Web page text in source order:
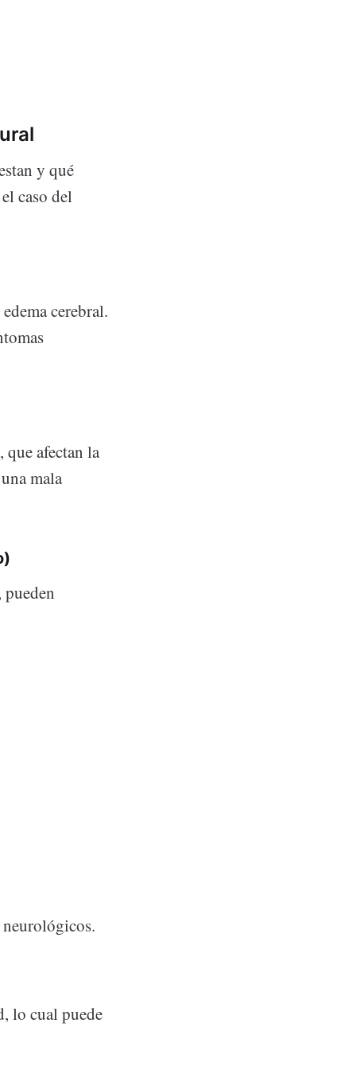
y qué
caso del
cerebral.
afectan la
mala
lo cual puede